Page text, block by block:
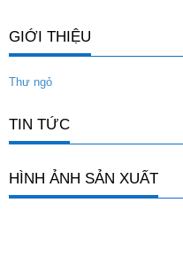
GIỚI THIỆU
Thư ngỏ
TIN TỨC
HÌNH ẢNH SẢN XUẤT